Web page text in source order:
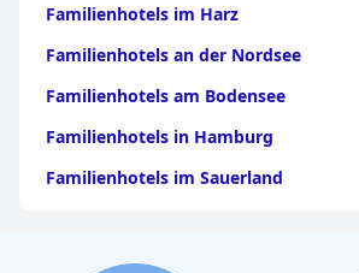
Familienhotels im Harz
Familienhotels an der Nordsee
Familienhotels am Bodensee
Familienhotels in Hamburg
Familienhotels im Sauerland
Familienhotels in Nordrhein-Westfalen